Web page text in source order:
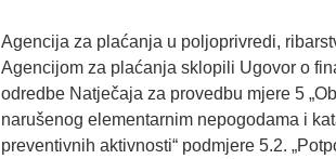
Agencija za plaćanja u poljoprivredi,
Agencijom za plaćanja sklopili Ugovor o
odredbe Natječaja za provedbu mjere 5
narušenog elementarnim nepogodama i
preventivnih aktivnosti“ podmjere 5.2.